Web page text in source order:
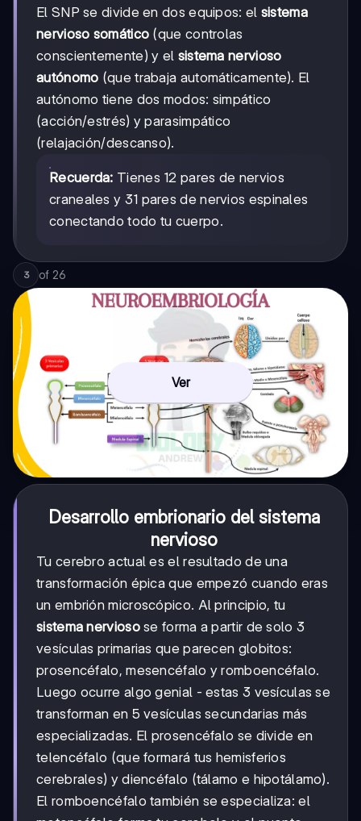
El SNP se divide en dos equipos: el sistema
nervioso somático (que controlas
conscientemente) y el sistema nervioso
autónomo (que trabaja automáticamente). El
autónomo tiene dos modos: simpático
(acción/estrés) y parasimpático
(relajación/descanso).
Recuerda: Tienes 12 pares de nervios
craneales y 31 pares de nervios espinales
conectando todo tu cuerpo.
3 of 26
Ver
Desarrollo embrionario del sistema
nervioso
Tu cerebro actual es el resultado de una
transformación épica que empezó cuando eras
un embrión microscópico. Al principio, tu
sistema nerviosose forma a partir de solo 3
vesículas primarias que parecen globitos:
prosencéfalo, mesencéfalo y romboencéfalo.
Luego ocurre algo genial - estas 3 vesículas se
transforman en 5 vesículas secundarias más
especializadas. El prosencéfalo se divide en
telencéfalo (que formará tus hemisferios
cerebrales) y diencéfalo (tálamo e hipotálamo).
El romboencéfalo también se especializa: el